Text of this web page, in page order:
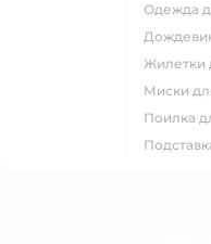
одежда
миски
поилка